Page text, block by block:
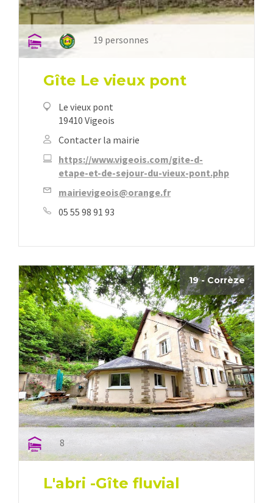
19 personnes
Gîte Le vieux pont
Le vieux pont
19410 Vigeois
Contacter la mairie
https://www.vigeois.com/gite-d-
etape-et-de-sejour-du-vieux-pont.php
mairievigeois@orange.fr
05 55 98 91 93
19 - Corrèze
8
L'abri -Gîte fluvial